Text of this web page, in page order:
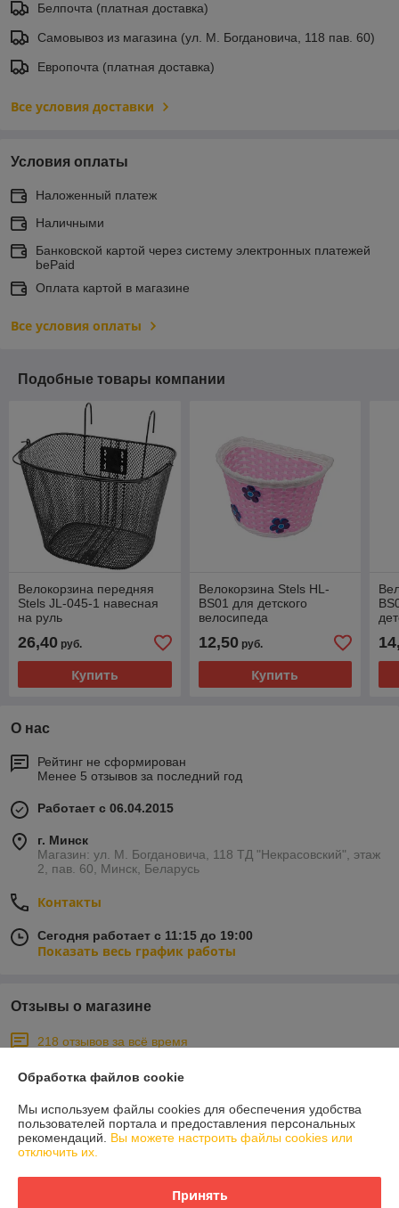
Белпочта (платная доставка)
Самовывоз из магазина (ул. М. Богдановича, 118 пав. 60)
Европочта (платная доставка)
Все условия доставки
Условия оплаты
Наложенный платеж
Наличными
Банковской картой через систему электронных платежей
bePaid
Оплата картой в магазине
Все условия оплаты
Подобные товары компании
Велокорзина передняя
Stels JL-045-1 навесная
на руль
26,40 руб.
Купить
Велокорзина Stels HL-
BS01 для детского
велосипеда
12,50руб.
Купить
О нас
Рейтинг не сформирован
Менее 5 отзывов за последний год
Работает с 06.04.2015
г. Минск
Магазин: ул. М. Богдановича, 118 ТД "Некрасовский", этаж
2, пав. 60, Минск, Беларусь
Контакты
Сегодня работает с 11:15 до 19:00
Показать весь график работы
Отзывы о магазине
218 отзывов за всё время
Покупатель
Отлично
Заказ получен. Детали подошли.  Отправили быстро. Всё ОК!
Сделка подтверждена через корзину
Обработка файлов cookie
Мы используем файлы cookies для обеспечения удобства
пользователей портала и предоставления персональных
рекомендаций. Вы можете настроить файлы cookies или
отключить их.
Принять